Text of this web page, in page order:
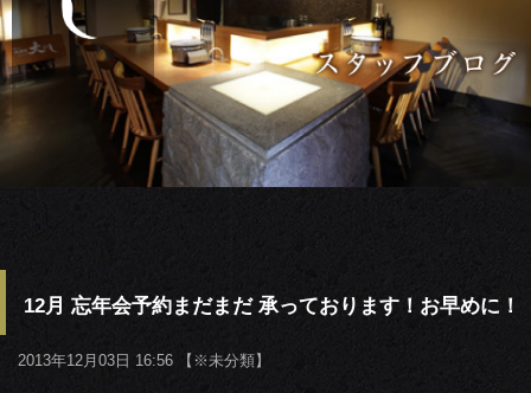
12月 忘年会予約まだまだ 承っております！お早めに！
2013年12月03日 16:56 【 ※未分類】